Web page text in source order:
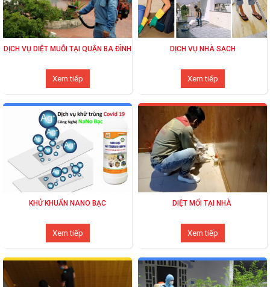
DỊCH VỤ DIỆT MUỖI TẠI QUẬN BA ĐÌNH
Xem tiếp
DỊCH VỤ NHÀ SẠCH
Xem tiếp
KHỬ KHUẨN NANO BẠC
Xem tiếp
DIỆT MỐI TẠI NHÀ
Xem tiếp